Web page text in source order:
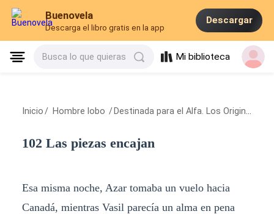
Buenovela
Descarga el libro gratis en la app
Descargar
Busca lo que quieras Mi biblioteca
Inicio / Hombre lobo / Destinada para el Alfa. Los Originales
102 Las piezas encajan
Esa misma noche, Azar tomaba un vuelo hacia
Canadá, mientras Vasil parecía un alma en pena